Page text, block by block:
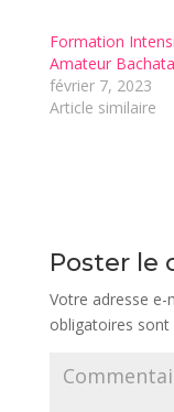
Formation
Amateur
février 7, 2023
Article similaire
Poster le
Votre adresse e-
obligatoires sont